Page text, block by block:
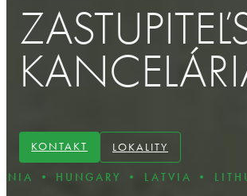
KONTAKT LOKALITY
• LATVIA • LITHUANIA •